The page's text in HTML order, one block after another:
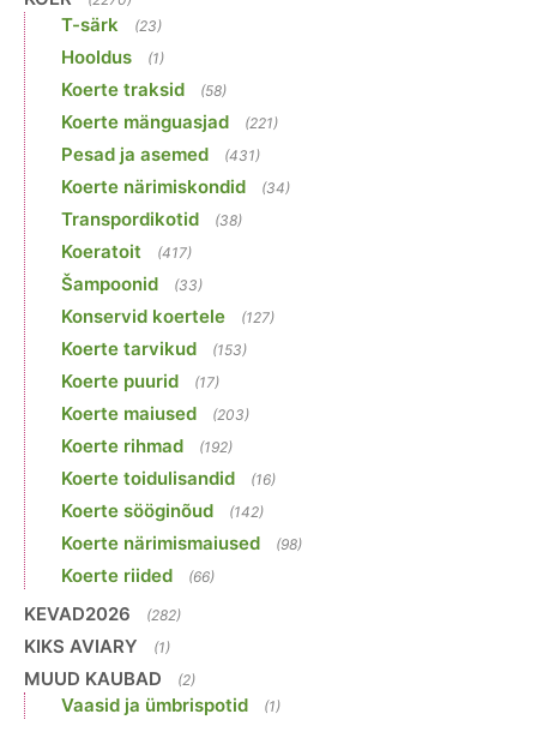
T-särk (23)
Hooldus (1)
Koerte traksid (58)
Koerte mänguasjad (221)
Pesad ja asemed (431)
Koerte närimiskondid (34)
Transpordikotid (38)
Koeratoit (417)
Šampoonid (33)
Konservid koertele (127)
Koerte tarvikud (153)
Koerte puurid (17)
Koerte maiused (203)
Koerte rihmad (192)
Koerte toidulisandid (16)
Koerte sööginõud (142)
Koerte närimismaiused (98)
Koerte riided (66)
KEVAD2026 (282)
KIKS AVIARY (1)
MUUD KAUBAD (2)
Vaasid ja ümbrispotid (1)